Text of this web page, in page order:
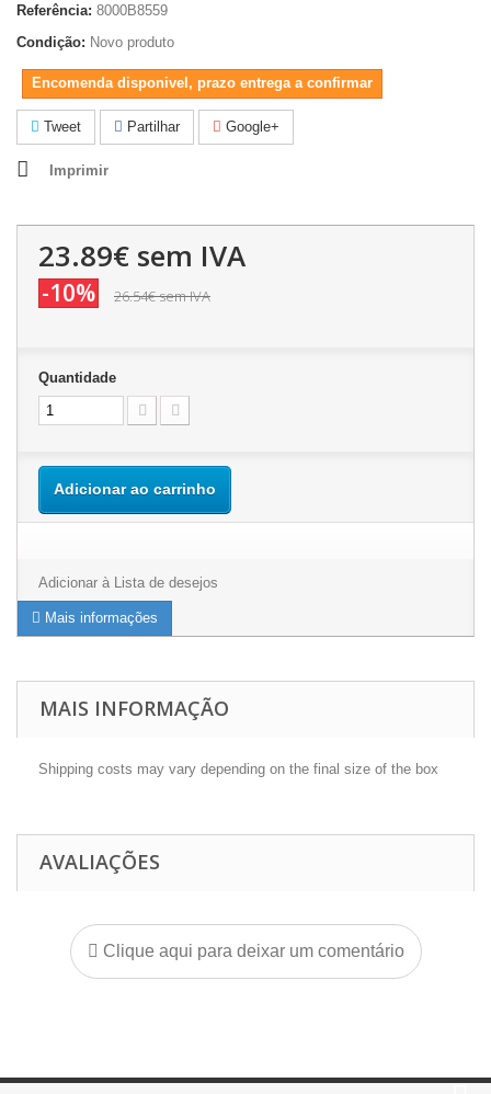
Referência: 8000B8559
Condição: Novo produto
Encomenda disponivel, prazo entrega a confirmar
Tweet Partilhar Google+
Imprimir
23.89€ sem IVA
-10% 26.54€sem IVA
Quantidade
Adicionar ao carrinho
Adicionar à Lista de desejos
Mais informações
MAIS INFORMAÇÃO
Shipping costs may vary depending on the final size of the box
AVALIAÇÕES
Clique aqui para deixar um comentário